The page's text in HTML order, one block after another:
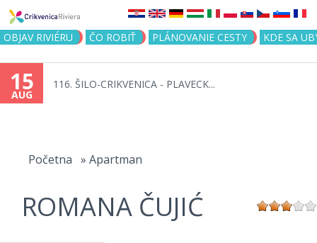
Jump to navigation
OBJAV RIVIÉRU ČO ROBIŤ PLÁNOVANIE CESTY KDE SA
15
AUG
116. ŠILO-CRIKVENICA - PLAVECK...
Početna » Apartman
ROMANA ČUJIĆ